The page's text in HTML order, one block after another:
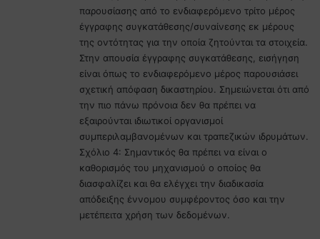
παρουσίασης από το ενδιαφερόμενο τρίτο μέρος
έγγραφης συγκατάθεσης/συναίνεσης εκ μέρους
της οντότητας για την οποία ζητούνται τα στοιχεία.
Στην απουσία έγγραφης συγκατάθεσης, εισήγηση
είναι όπως το ενδιαφερόμενο μέρος παρουσιάσει
σχετική απόφαση δικαστηρίου. Σημειώνεται ότι από
την πιο πάνω πρόνοια δεν θα πρέπει να
εξαιρούνται ιδιωτικοί οργανισμοί
συμπεριλαμβανομένων και τραπεζικών ιδρυμάτων.
Σχόλιο 4: Σημαντικός θα πρέπει να είναι ο
καθορισμός του μηχανισμού ο οποίος θα
διασφαλίζει και θα ελέγχει την διαδικασία
απόδειξης έννομου συμφέροντος όσο και την
μετέπειτα χρήση των δεδομένων.